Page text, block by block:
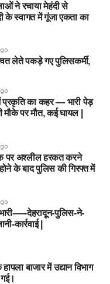
ने रचाया मेहंदी से
के स्वागत में गूंजा एकता का
लेते पकड़े गए पुलिसकर्मी,
प्रकृति का कहर — भारी पेड़
पर मौत, कई घायल |
पर अश्लील हरकत करने
के बाद पुलिस की गिरफ्त में
—-देहरादून-पुलिस-ने-
कार्रवाई |
बाजार में उद्यान विभाग